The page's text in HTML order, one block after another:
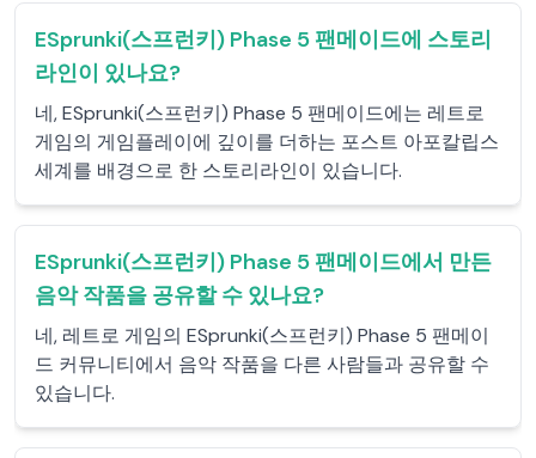
ESprunki(스프런키) Phase 5 팬메이드에 스토리
라인이 있나요?
네, ESprunki(스프런키) Phase 5 팬메이드에는 레트로
게임의 게임플레이에 깊이를 더하는 포스트 아포칼립스
세계를 배경으로 한 스토리라인이 있습니다.
ESprunki(스프런키) Phase 5 팬메이드에서 만든
음악 작품을 공유할 수 있나요?
네, 레트로 게임의 ESprunki(스프런키) Phase 5 팬메이
드 커뮤니티에서 음악 작품을 다른 사람들과 공유할 수
있습니다.